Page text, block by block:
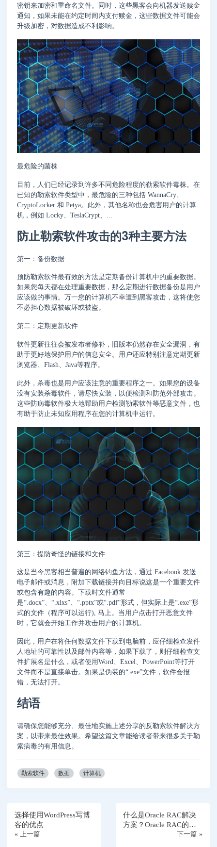
密钥来加密和重命名文件。同时，这些黑客会向机器发送赎金
通知，如果未能在约定时间内支付赎金，这些数据文件可能会
升级加密，对数据造成不利影响。
最危险的菌株
目前，人们已经记录到许多不同危险程度的勒索软件毒株。在
已知的勒索软件类型中，最危险的三种包括 WannaCry、
CryptoLocker 和 Petya。此外，其他名称也会危害用户的计算
机，例如 Locky、TeslaCrypt、...
防止勒索软件攻击的3种主要方法
第一：备份数据
预防勒索软件最有效的方法是定期备份计算机中的重要数据。
如果您每天都在处理重要数据，那么定期进行数据备份是用户
应该做的事情。万一您的计算机不幸遭到黑客攻击，这将使您
不必担心数据被破坏或被盗。
第二：定期更新软件
软件更新往往会被发布者修补，旧版本仍然存在安全漏洞，有
助于更好地保护用户的信息安全。用户还应特别注意定期更新
浏览器、Flash、Java等程序。
此外，杀毒也是用户应该注意的重要程序之一。如果您的设备
没有安装杀毒软件，请尽快安装，以便检测和防范外部攻击。
这些防病毒软件极大地帮助用户检测勒索软件等恶意文件，也
有助于防止未知应用程序在您的计算机中运行。
第三：提防奇怪的链接和文件
这是当今黑客相当普遍的网络钓鱼方法，通过 Facebook 发送
电子邮件或消息，附加下载链接并向目标说这是一个重要文件
或包含有趣的内容。下载时文件通常
是“.docx”、“.xlxs”、“.pptx”或“.pdf”形式，但实际上是“.exe”形
式的文件（程序可以运行), 马上。当用户点击打开恶意文件
时，它就会开始工作并攻击用户的计算机。
因此，用户在将任何数据文件下载到电脑前，应仔细检查发件
人地址的可靠性以及邮件内容等，如果下载了，则仔细检查文
件扩展名是什么，或者使用Word、Excel、PowerPoint等打开
文件而不是直接单击。如果是伪装的“.exe”文件，软件会报
错，无法打开。
结语
请确保您能够充分、最佳地实施上述分享的反勒索软件解决方
案，以带来最佳效果。希望这篇文章能给读者带来很多关于勒
索病毒的有用信息。
勒索软件 数据 计算机
选择使用WordPress写博
客的优点
« 上一篇
什么是Oracle RAC解决
方案？Oracle RAC的特
下一篇 »